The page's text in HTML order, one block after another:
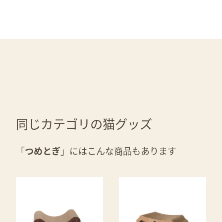
同じカテゴリの猫グッズ
「つめとぎ」にはこんな商品もあります